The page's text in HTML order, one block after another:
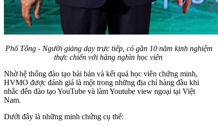
Phố Tổng - Người giảng dạy trực tiếp, có gần 10 năm kinh nghiệm
thực chiến với hàng nghìn học viên
Nhờ hệ thống đào tạo bài bản và kết quả học viên chứng minh,
HVMO được đánh giá là một trong những địa chỉ hàng đầu khi
nhắc đến đào tạo YouTube và làm Youtube view ngoại tại Việt
Nam.
Dưới đây là những minh chứng cụ thể: